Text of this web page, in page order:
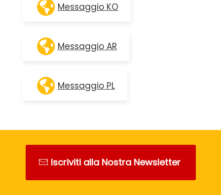
Messaggio KO
Messaggio AR
Messaggio PL
Iscriviti alla Nostra Newsletter